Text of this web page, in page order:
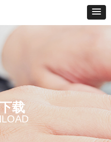
载